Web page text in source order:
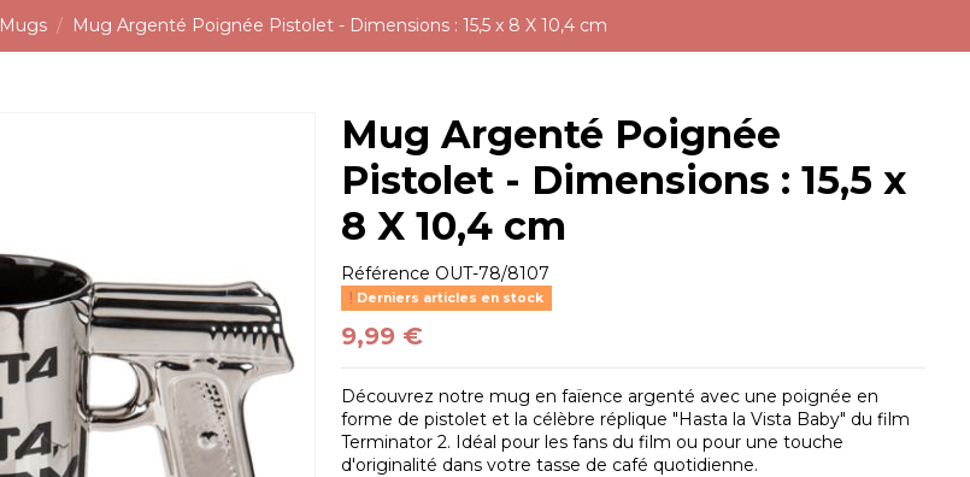
Mugs Mug Argenté Poignée Pistolet - Dimensions : 15,5 x 8 X 10,4 cm
Mug Argenté Poignée
Pistolet - Dimensions : 15,5 x
8 X 10,4 cm
Référence OUT-78/8107
Derniers articles en stock
9,99 €
Découvrez notre mug en faïence argenté avec une poignée en
forme de pistolet et la célèbre réplique "Hasta la Vista Baby" du film
Terminator 2. Idéal pour les fans du film ou pour une touche
d'originalité dans votre tasse de café quotidienne.